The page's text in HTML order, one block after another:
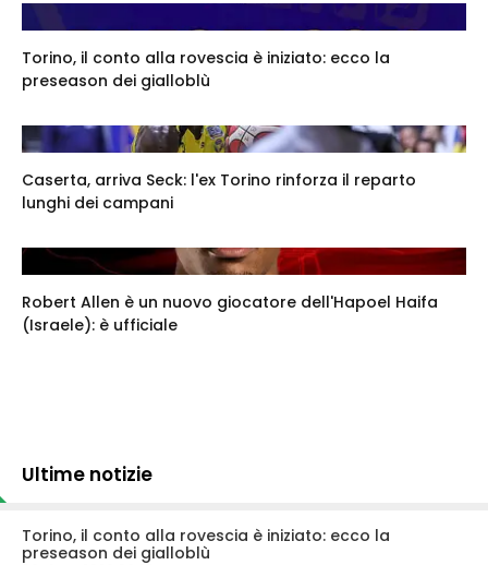
Torino, il conto alla rovescia è iniziato: ecco la
preseason dei gialloblù
Caserta, arriva Seck: l'ex Torino rinforza il reparto
lunghi dei campani
Robert Allen è un nuovo giocatore dell'Hapoel Haifa
(Israele): è ufficiale
Ultime notizie
Torino, il conto alla rovescia è iniziato: ecco la
preseason dei gialloblù